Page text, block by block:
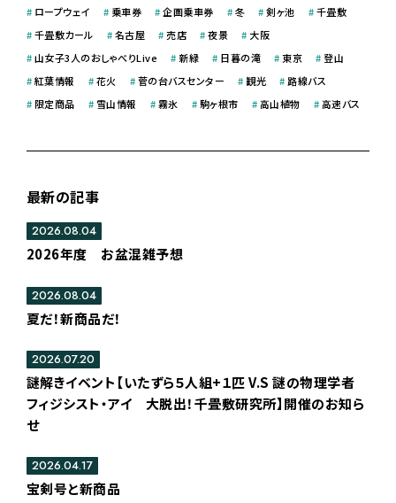
# ロープウェイ # 乗車券 #企画乗車券 #冬 #剣ヶ池 #千畳敷
#千畳敷カール #名古屋 #売店 #夜景 # 大阪
#山女子3人のおしゃべりLive # 新緑 # 日暮の滝 #東京 #登山
#紅葉情報 #花火 #菅の台バスセンター # 観光 # 路線バス
# 限定商品 # 雪山情報 #霧氷 #駒ヶ根市 #高山植物 #高速バス
最新の記事
2026年度 お盆混雑予想
2026.08.04
夏だ！新商品だ！
2026.08.04
謎解きイベント【いたずら５人組+１匹 V.S 謎の物理学者
フィジシスト・アイ 大脱出！千畳敷研究所】開催のお知ら
せ
2026.07.20
宝剣号と新商品
2026.04.17